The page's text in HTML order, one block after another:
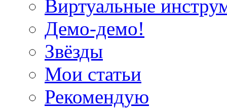
Виртуальные
Демо-демо!
Звёзды
Мои статьи
Рекомендую